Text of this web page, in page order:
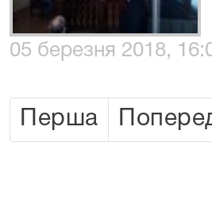
05 березня 2018,
Перша